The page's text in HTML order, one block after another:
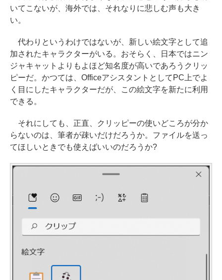
いてこないが、海外では、それなりに悲しむ声も大き
い。
代わりというわけではないが、新しい絵文字として追
加されたキャラクターがいる。おそらく、日本ではニン
ジャキャットよりもよほど知名度が高いであろうクリッ
ピーだ。かつては、OfficeアシスタントとしてPC上でよ
く目にしたキャラクターだが、この絵文字を新たに利用
できる。
それにしても、正直、クリッピーの使いどころが分か
らないのは、筆者が疎いだけだろうか。ファイルを送っ
てほしいときでも使えばいいのだろうか?